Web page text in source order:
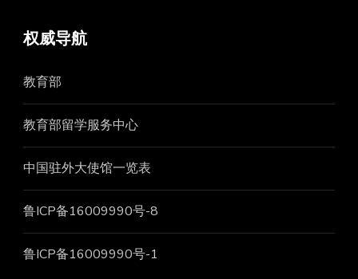
权威导航
教育部
教育部留学服务中心
中国驻外大使馆一览表
鲁ICP备16009990号-8
鲁ICP备16009990号-1